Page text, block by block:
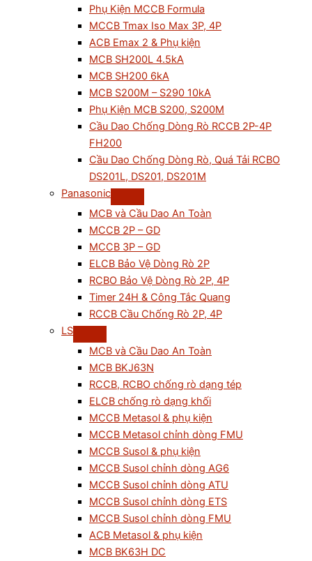
Phụ Kiện MCCB Formula
MCCB Tmax Iso Max 3P, 4P
ACB Emax 2 & Phụ kiện
MCB SH200L 4.5kA
MCB SH200 6kA
MCB S200M – S290 10kA
Phụ Kiện MCB S200, S200M
Cầu Dao Chống Dòng Rò RCCB 2P-4P
FH200
Cầu Dao Chống Dòng Rò, Quá Tải RCBO
DS201L, DS201, DS201M
Panasonic
MCB và Cầu Dao An Toàn
MCCB 2P – GD
MCCB 3P – GD
ELCB Bảo Vệ Dòng Rò 2P
RCBO Bảo Vệ Dòng Rò 2P, 4P
Timer 24H & Công Tắc Quang
RCCB Cầu Chống Rò 2P, 4P
LS
MCB và Cầu Dao An Toàn
MCB BKJ63N
RCCB, RCBO chống rò dạng tép
ELCB chống rò dạng khối
MCCB Metasol & phụ kiện
MCCB Metasol chỉnh dòng FMU
MCCB Susol & phụ kiện
MCCB Susol chỉnh dòng AG6
MCCB Susol chỉnh dòng ATU
MCCB Susol chỉnh dòng ETS
MCCB Susol chỉnh dòng FMU
ACB Metasol & phụ kiện
MCB BK63H DC